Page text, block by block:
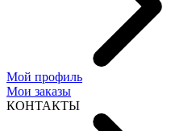
Мой профиль
Мои заказы
КОНТАКТЫ